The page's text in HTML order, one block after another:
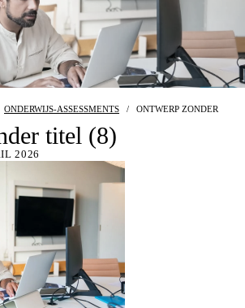
ONDERWIJS-ASSESSMENTS / ONTWERP ZONDER
titel (8)
2026